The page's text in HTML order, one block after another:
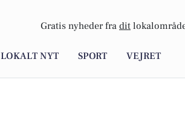
Gratis nyheder fra dit
LOKALT NYT SPORT VEJRET